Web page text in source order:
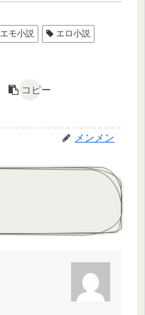
エモ小説
エロ小説
コピー
メンメン